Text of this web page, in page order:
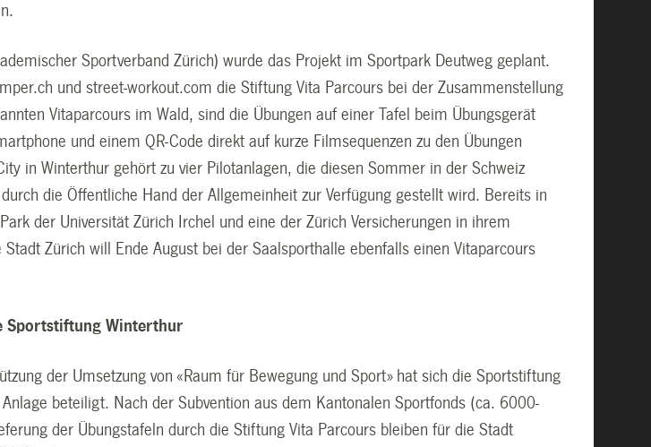
Sportverband Zürich) wurde das Projekt im Sportpark Deutweg geplant.
und street-workout.com die Stiftung Vita Parcours bei der Zusammenstellung
Vitaparcours im Wald, sind die Übungen auf einer Tafel beim Übungsgerät
und einem QR-Code direkt auf kurze Filmsequenzen zu den Übungen
in Winterthur gehört zu vier Pilotanlagen, die diesen Sommer in der Schweiz
die Öffentliche Hand der Allgemeinheit zur Verfügung gestellt wird. Bereits in
der Universität Zürich Irchel und eine der Zürich Versicherungen in ihrem
Zürich will Ende August bei der Saalsporthalle ebenfalls einen Vitaparcours
Sportstiftung Winterthur
der Umsetzung von «Raum für Bewegung und Sport» hat sich die Sportstiftung
beteiligt. Nach der Subvention aus dem Kantonalen Sportfonds (ca. 6000-
der Übungstafeln durch die Stiftung Vita Parcours bleiben für die Stadt